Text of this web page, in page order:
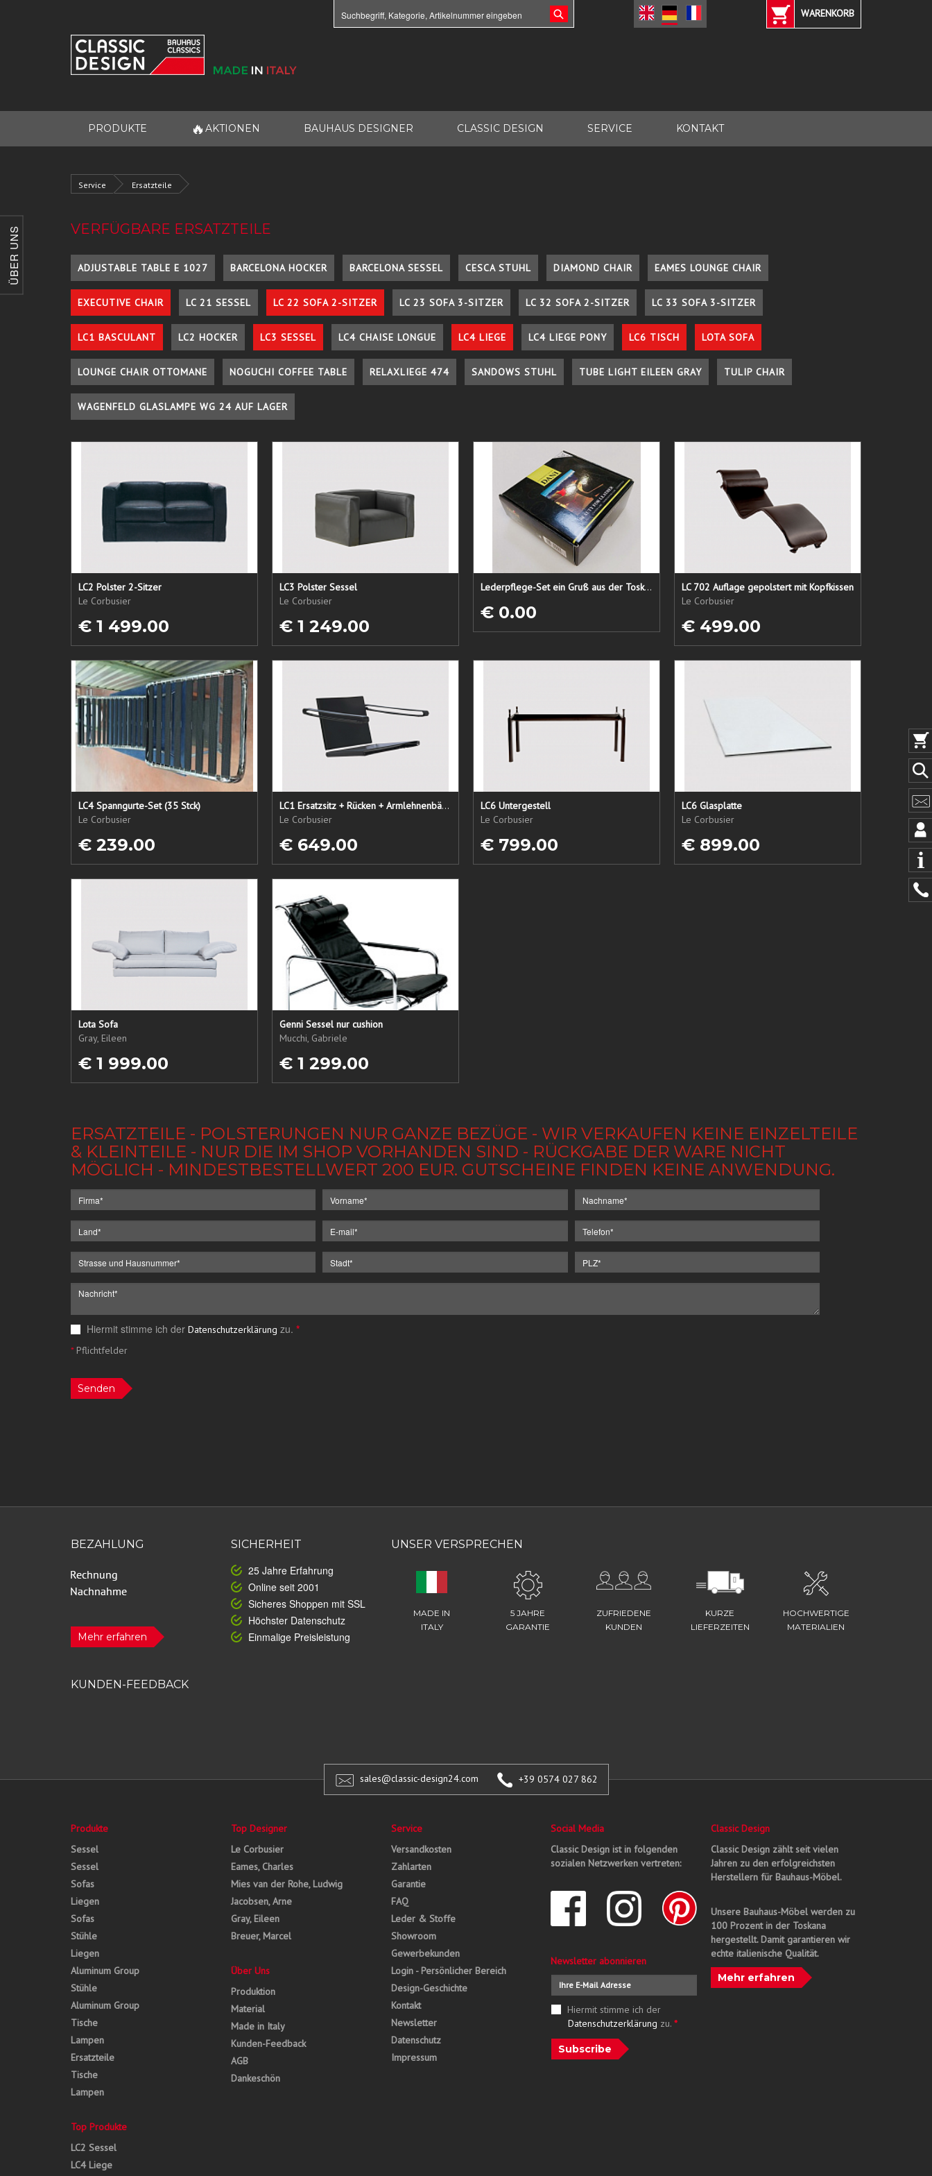
ÜBER UNS
WARENKORB
PRODUKTE 🔥 AKTIONEN BAUHAUS DESIGNER CLASSIC DESIGN SERVICE KONTAKT
Service Ersatzteile
VERFÜGBARE ERSATZTEILE
ADJUSTABLE TABLE E 1027 BARCELONA HOCKER BARCELONA SESSEL CESCA STUHL DIAMOND CHAIR EAMES LOUNGE CHAIR
EXECUTIVE CHAIR LC 21 SESSEL LC 22 SOFA 2-SITZER LC 23 SOFA 3-SITZER LC 32 SOFA 2-SITZER LC 33 SOFA 3-SITZER
LC1 BASCULANT LC2 HOCKER LC3 SESSEL LC4 CHAISE LONGUE LC4 LIEGE LC4 LIEGE PONY LC6 TISCH LOTA SOFA
LOUNGE CHAIR OTTOMANE NOGUCHI COFFEE TABLE RELAXLIEGE 474 SANDOWS STUHL TUBE LIGHT EILEEN GRAY TULIP CHAIR
WAGENFELD GLASLAMPE WG 24 AUF LAGER
LC2 Polster 2-Sitzer
Le Corbusier
€ 1 499.00
LC3 Polster Sessel
Le Corbusier
€ 1 249.00
Lederpflege-Set ein Gruß aus der Toskana...
€ 0.00
LC 702 Auflage gepolstert mit Kopfkissen
Le Corbusier
€ 499.00
LC4 Spanngurte-Set (35 Stck)
Le Corbusier
€ 239.00
LC1 Ersatzsitz + Rücken + Armlehnenbänder
Le Corbusier
€ 649.00
LC6 Untergestell
Le Corbusier
€ 799.00
LC6 Glasplatte
Le Corbusier
€ 899.00
Lota Sofa
Gray, Eileen
€ 1 999.00
Genni Sessel nur cushion
Mucchi, Gabriele
€ 1 299.00
ERSATZTEILE - POLSTERUNGEN NUR GANZE BEZÜGE - WIR VERKAUFEN KEINE EINZELTEILE
& KLEINTEILE - NUR DIE IM SHOP VORHANDEN SIND - RÜCKGABE DER WARE NICHT
MÖGLICH - MINDESTBESTELLWERT 200 EUR. GUTSCHEINE FINDEN KEINE ANWENDUNG.
Hiermit stimme ich der Datenschutzerklärung zu. *
*Pflichtfelder
Senden
BEZAHLUNG
Mehr erfahren
SICHERHEIT
25 Jahre Erfahrung
Online seit 2001
Sicheres Shoppen mit SSL
Höchster Datenschutz
Einmalige Preisleistung
UNSER VERSPRECHEN
MADE IN
ITALY
5 JAHRE
GARANTIE
ZUFRIEDENE
KUNDEN
KURZE
LIEFERZEITEN
HOCHWERTIGE
MATERIALIEN
KUNDEN-FEEDBACK
sales@classic-design24.com +39 0574 027 862
Produkte
Sessel
Sessel
Sofas
Liegen
Sofas
Stühle
Liegen
Aluminum Group
Stühle
Aluminum Group
Tische
Lampen
Ersatzteile
Tische
Lampen
Top Produkte
LC2 Sessel
LC4 Liege
Top Designer
Le Corbusier
Eames, Charles
Mies van der Rohe, Ludwig
Jacobsen, Arne
Gray, Eileen
Breuer, Marcel
Über Uns
Produktion
Material
Made in Italy
Kunden-Feedback
AGB
Dankeschön
Service
Versandkosten
Zahlarten
Garantie
FAQ
Leder & Stoffe
Showroom
Gewerbekunden
Login - Persönlicher Bereich
Design-Geschichte
Kontakt
Newsletter
Datenschutz
Impressum
Social Media
Classic Design ist in folgenden
sozialen Netzwerken vertreten:
Newsletter abonnieren
Hiermit stimme ich der
Datenschutzerklärung zu. *
Subscribe
Classic Design
Classic Design zählt seit vielen
Jahren zu den erfolgreichsten
Herstellern für Bauhaus-Möbel.
Unsere Bauhaus-Möbel werden zu
100 Prozent in der Toskana
hergestellt. Damit garantieren wir
echte italienische Qualität.
Mehr erfahren